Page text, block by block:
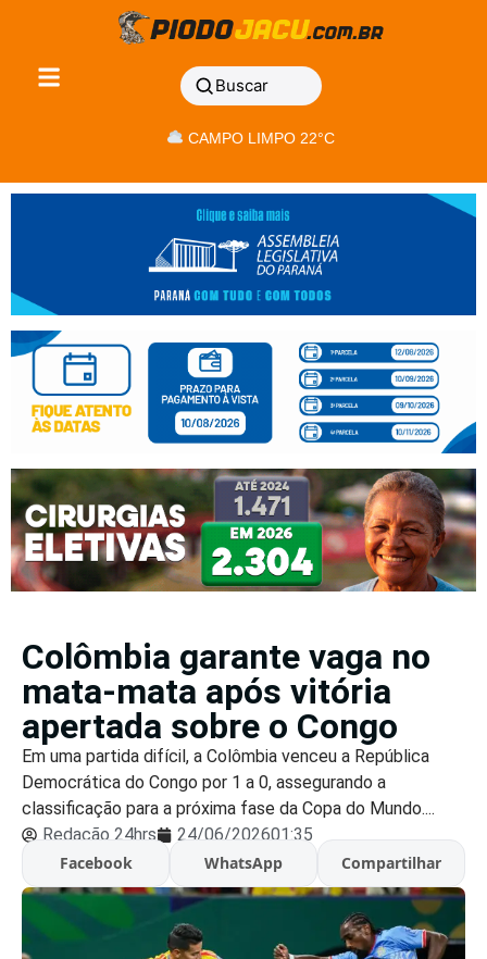
Buscar
CAMPO LIMPO 22°C
Colômbia garante vaga no
mata-mata após vitória
apertada sobre o Congo
Em uma partida difícil, a Colômbia venceu a República
Democrática do Congo por 1 a 0, assegurando a
classificação para a próxima fase da Copa do Mundo....
Redação 24hrs
24/06/202601:35
Facebook
WhatsApp Compartilhar